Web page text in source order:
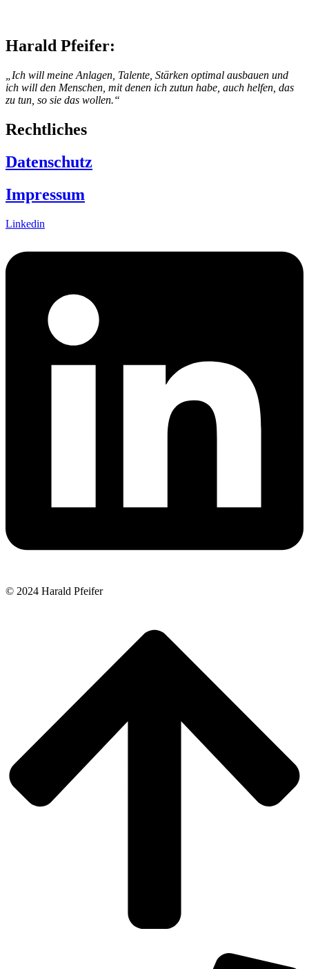
Harald Pfeifer:
„Ich will meine Anlagen, Talente, Stärken optimal ausbauen und
ich will den Menschen, mit denen ich zutun habe, auch helfen, das
zu tun, so sie das wollen.“
Rechtliches
Datenschutz
Impressum
Linkedin
© 2024 Harald Pfeifer